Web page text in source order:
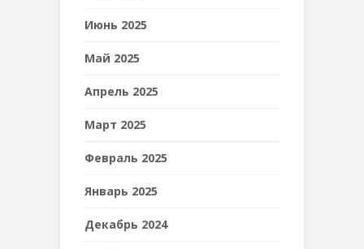
Июнь 2025
Май 2025
Апрель 2025
Март 2025
Февраль 2025
Январь 2025
Декабрь 2024